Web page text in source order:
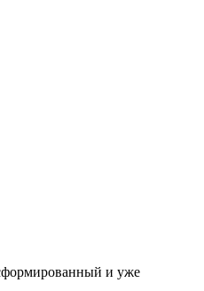
и уже